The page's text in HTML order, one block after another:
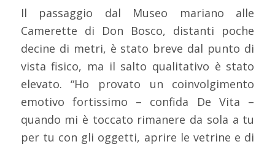
Il passaggio dal Museo mariano alle
Camerette di Don Bosco, distanti poche
decine di metri, è stato breve dal punto di
vista fisico, ma il salto qualitativo è stato
elevato. “Ho provato un coinvolgimento
emotivo fortissimo – confida De Vita –
quando mi è toccato rimanere da sola a tu
per tu con gli oggetti, aprire le vetrine e di